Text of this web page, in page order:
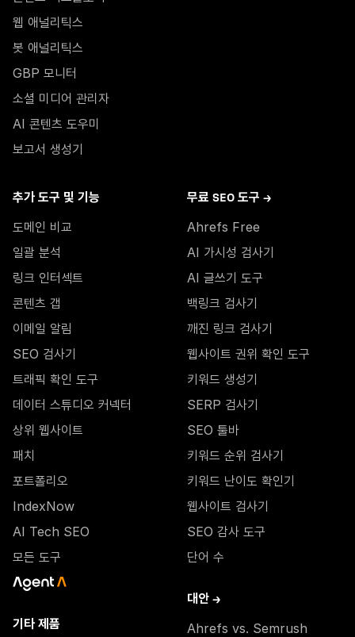
웹 애널리틱스
봇 애널리틱스
GBP 모니터
소셜 미디어 관리자
AI 콘텐츠 도우미
보고서 생성기
추가 도구 및 기능
도메인 비교
일괄 분석
링크 인터섹트
콘텐츠 갭
이메일 알림
SEO 검사기
트래픽 확인 도구
데이터 스튜디오 커넥터
상위 웹사이트
패치
포트폴리오
IndexNow
AI Tech SEO
모든 도구
기타 제품
무료 SEO 도구 →
Ahrefs Free
AI 가시성 검사기
AI 글쓰기 도구
백링크 검사기
깨진 링크 검사기
웹사이트 권위 확인 도구
키워드 생성기
SERP 검사기
SEO 툴바
키워드 순위 검사기
키워드 난이도 확인기
웹사이트 검사기
SEO 감사 도구
단어 수
대안 →
Ahrefs vs. Semrush